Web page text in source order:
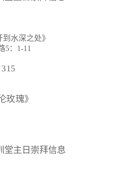
水深之处》
5：1-11
玫瑰》
堂主日崇拜信息